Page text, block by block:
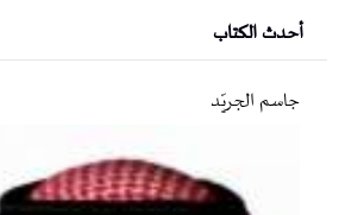
أحدث الكتاب
جاسم الجريّد